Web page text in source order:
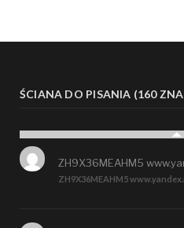
ŚCIANA DO PISANIA (160
ZH9X36MEAHM5
ZH9X36MEAHM5